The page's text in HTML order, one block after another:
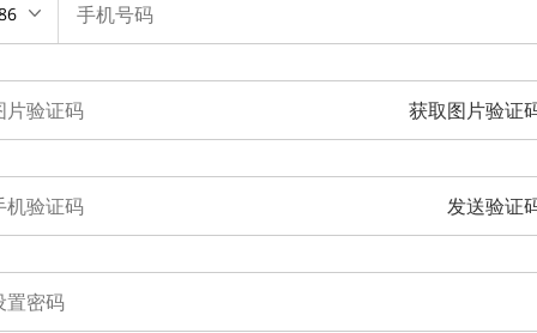
获取图片验证
发送验证